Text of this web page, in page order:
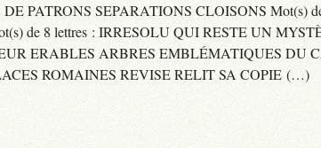
DE PATRONS SEPARATIONS CLOISONS
de 8 lettres : IRRESOLU QUI RESTE UN
ERABLES ARBRES EMBLÉMATIQUES DU
ROMAINES REVISE RELIT SA COPIE (…)